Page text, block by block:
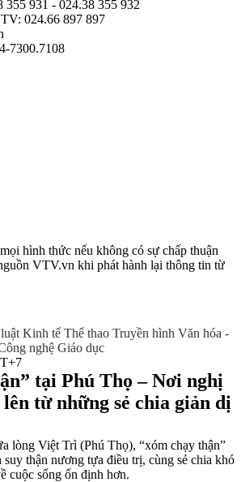
355 931 - 024.38 355 932
024.66 897 897
7300.7108
hình thức nếu không có sự chấp thuận
VTV.vn khi phát hành lại thông tin từ
Kinh tế Thể thao Truyền hình Văn hóa -
nghệ Giáo dục
tại Phú Thọ – Nơi nghị
từ những sẻ chia giản dị
lòng Việt Trì (Phú Thọ), “xóm chạy thận”
suy thận nương tựa điều trị, cùng sẻ chia khó
cuộc sống ổn định hơn.